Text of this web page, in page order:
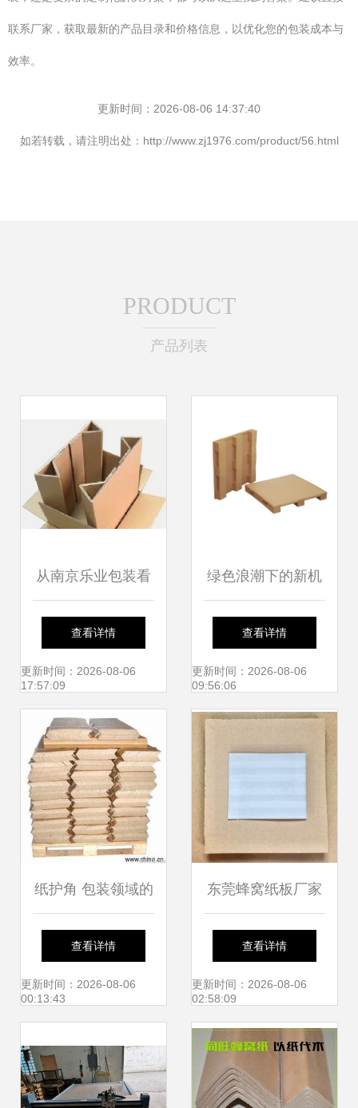
联系厂家，获取最新的产品目录和价格信息，以优化您的包装成本与
效率。
更新时间：2026-08-06 14:37:40
如若转载，请注明出处：http://www.zj1976.com/product/56.html
PRODUCT
产品列表
从南京乐业包装看
瓦楞纸箱与集装袋
的设计与应用
查看详情
更新时间：2026-08-06
17:57:09
绿色浪潮下的新机
遇 环保包装需求激
增，驱动珠三角纸
制品企业加速发展
查看详情
更新时间：2026-08-06
09:56:06
纸护角 包装领域的
绿色守护者
查看详情
更新时间：2026-08-06
00:13:43
东莞蜂窝纸板厂家
5天极速定制100套
家具运输保护方
案，集装袋协同护
航
查看详情
更新时间：2026-08-06
02:58:09